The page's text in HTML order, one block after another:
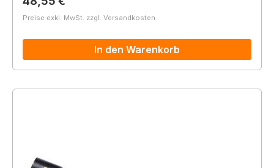
Preise exkl. MwSt. zzgl. Versandkosten
In den Warenkorb